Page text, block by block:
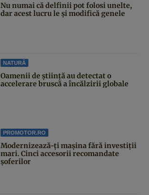
Nu numai că delfinii pot folosi unelte,
dar acest lucru le și modifică genele
NATURĂ
Oamenii de știință au detectat o
accelerare bruscă a încălzirii globale
PROMOTOR.RO
Modernizează-ți mașina fără investiții
mari. Cinci accesorii recomandate
șoferilor